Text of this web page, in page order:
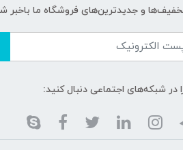
و جدیدترین‌های فروشگاه ما باخبر
در شبکه‌های اجتماعی دنبال کنید: